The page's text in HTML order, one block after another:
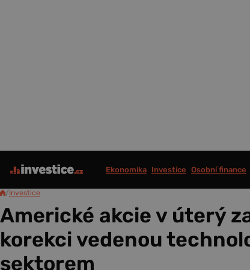
Ekonomika Investice Osobní finance
/Investice
Americké akcie v úterý
korekci vedenou
sektorem